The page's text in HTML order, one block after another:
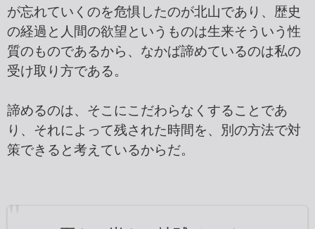
が忘れていくのを危惧したのが北山であり、歴史
の経過と人間の欲望というものは生来そういう性
質のものであるから、なかば諦めているのは私の
受け取り方である。
諦めるのは、そこにこだわらなくすることであ
り、それによって残された時間を、別の方法で対
策できると考えているからだ。